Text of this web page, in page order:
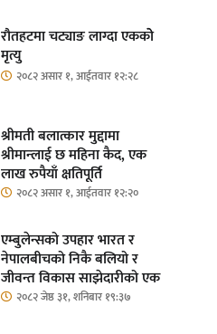
रौतहटमा चट्याङ लाग्दा एककोे
मृत्यु
२०८२ असार १, आईतवार १२:२८
श्रीमती बलात्कार मुद्दामा
श्रीमान्लाई छ महिना कैद, एक
लाख रुपैयाँ क्षतिपूर्ति
२०८२ असार १, आईतवार १२:२०
एम्बुलेन्सको उपहार भारत र
नेपालबीचको निकै बलियो र
जीवन्त विकास साझेदारीको एक
हिस्सा : नियोग उपप्रमुख
२०८२ जेष्ठ ३१, शनिबार १९:३७